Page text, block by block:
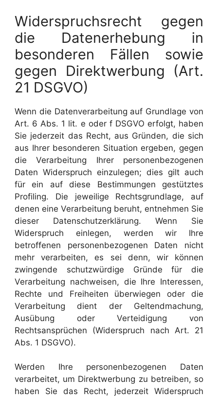
Widerspruchsrecht gegen
die Datenerhebung in
besonderen Fällen sowie
gegen Direktwerbung (Art.
21 DSGVO)
Wenn die Datenverarbeitung auf Grundlage von
Art. 6 Abs. 1 lit. e oder f DSGVO erfolgt, haben
Sie jederzeit das Recht, aus Gründen, die sich
aus Ihrer besonderen Situation ergeben, gegen
die Verarbeitung Ihrer personenbezogenen
Daten Widerspruch einzulegen; dies gilt auch
für ein auf diese Bestimmungen gestütztes
Profiling. Die jeweilige Rechtsgrundlage, auf
denen eine Verarbeitung beruht, entnehmen Sie
dieser Datenschutzerklärung. Wenn Sie
Widerspruch einlegen, werden wir Ihre
betroffenen personenbezogenen Daten nicht
mehr verarbeiten, es sei denn, wir können
zwingende schutzwürdige Gründe für die
Verarbeitung nachweisen, die Ihre Interessen,
Rechte und Freiheiten überwiegen oder die
Verarbeitung dient der Geltendmachung,
Ausübung oder Verteidigung von
Rechtsansprüchen (Widerspruch nach Art. 21
Abs. 1 DSGVO).
Werden Ihre personenbezogenen Daten
verarbeitet, um Direktwerbung zu betreiben, so
haben Sie das Recht, jederzeit Widerspruch